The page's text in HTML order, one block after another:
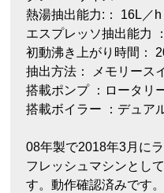
熱湯抽出能力:： 16L／h
エスプレッソ抽出能力
初動沸き上がり時間：
抽出方法： メモリース
搭載ポンプ ：ロータリ
搭載ボイラー ：デュア
08年製で2018年3月に
フレッシュマシンとし
す。動作確認済みです。